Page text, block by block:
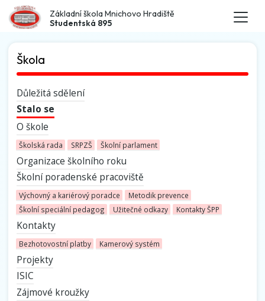
Základní škola Mnichovo Hradiště
Studentská 895
Škola
Důležitá sdělení
Stalo se
O škole
Školská rada SRPZŠ Školní parlament
Organizace školního roku
Školní poradenské pracoviště
Výchovný a kariérový poradce
Metodik prevence
Školní speciální pedagog
Užitečné odkazy Kontakty ŠPP
Kontakty
Bezhotovostní platby Kamerový systém
Projekty
ISIC
Zájmové kroužky